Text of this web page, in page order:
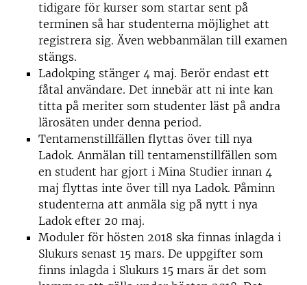
tidigare för kurser som startar sent på
terminen så har studenterna möjlighet att
registrera sig. Även webbanmälan till examen
stängs.
Ladokping stänger 4 maj. Berör endast ett
fåtal användare. Det innebär att ni inte kan
titta på meriter som studenter läst på andra
lärosäten under denna period.
Tentamenstillfällen flyttas över till nya
Ladok. Anmälan till tentamenstillfällen som
en student har gjort i Mina Studier innan 4
maj flyttas inte över till nya Ladok. Påminn
studenterna att anmäla sig på nytt i nya
Ladok efter 20 maj.
Moduler för hösten 2018 ska finnas inlagda i
Slukurs senast 15 mars. De uppgifter som
finns inlagda i Slukurs 15 mars är det som